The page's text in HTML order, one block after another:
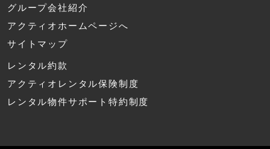
グループ会社紹介
アクティオホームページへ
サイトマップ
レンタル約款
アクティオレンタル保険制度
レンタル物件サポート特約制度